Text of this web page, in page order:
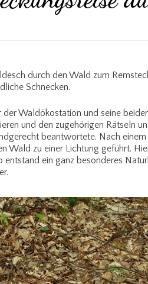
durch den Wald zum
Schnecken.
Waldökostation und seine
und den zugehörigen Rätseln
beantwortete. Nach
zu einer Lichtung geführt.
ein ganz besonderes